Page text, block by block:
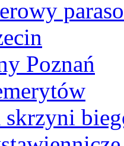
Poznań
skrzyni